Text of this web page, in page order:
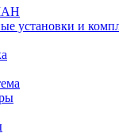
установки и